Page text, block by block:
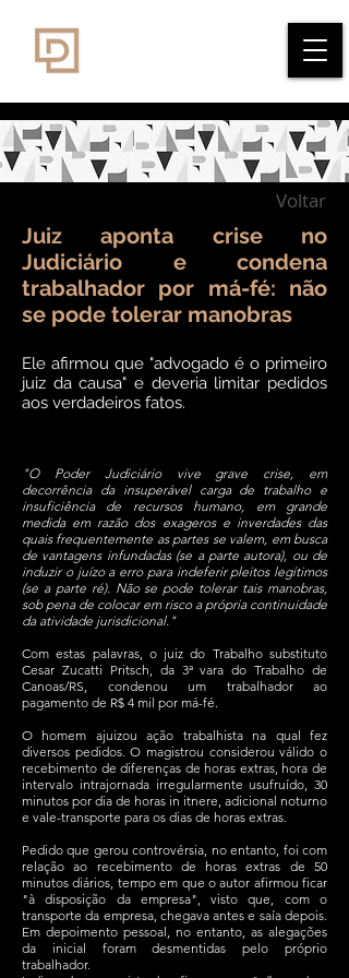
Voltar
Juiz aponta crise no
Judiciário e condena
trabalhador por má-fé: não
se pode tolerar manobras
Ele afirmou que "advogado é o primeiro
juiz da causa" e deveria limitar pedidos
aos verdadeiros fatos.
"O Poder Judiciário vive grave crise, em
decorrência da insuperável carga de trabalho e
insuficiência de recursos humano, em grande
medida em razão dos exageros e inverdades das
quais frequentemente as partes se valem, em busca
de vantagens infundadas (se a parte autora), ou de
induzir o juízo a erro para indeferir pleitos legítimos
(se a parte ré). Não se pode tolerar tais manobras,
sob pena de colocar em risco a própria continuidade
da atividade jurisdicional."
Com estas palavras, o juiz do Trabalho substituto
Cesar Zucatti Pritsch, da 3ª vara do Trabalho de
Canoas/RS, condenou um trabalhador ao
pagamento de R$ 4 mil por má-fé.
O homem ajuizou ação trabalhista na qual fez
diversos pedidos. O magistrou considerou válido o
recebimento de diferenças de horas extras, hora de
intervalo intrajornada irregularmente usufruído, 30
minutos por dia de horas in itnere, adicional noturno
e vale-transporte para os dias de horas extras.
Pedido que gerou controvérsia, no entanto, foi com
relação ao recebimento de horas extras de 50
minutos diários, tempo em que o autor afirmou ficar
"à disposição da empresa", visto que, com o
transporte da empresa, chegava antes e saía depois.
Em depoimento pessoal, no entanto, as alegações
da inicial foram desmentidas pelo próprio
trabalhador.